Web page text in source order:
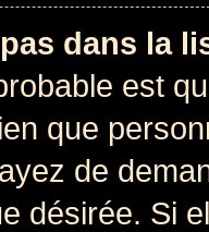
dans la
est
que
de
désirée. Si